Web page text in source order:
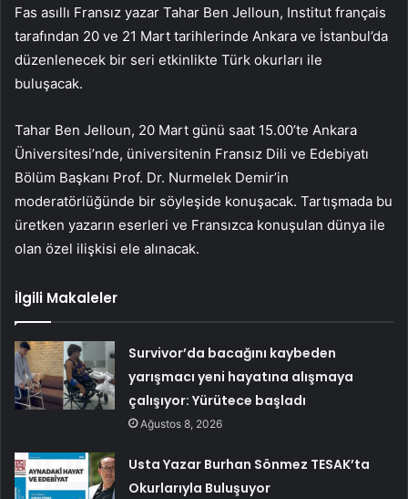
Fas asıllı Fransız yazar Tahar Ben Jelloun, Institut français
tarafından 20 ve 21 Mart tarihlerinde Ankara ve İstanbul’da
düzenlenecek bir seri etkinlikte Türk okurları ile
buluşacak.
Tahar Ben Jelloun, 20 Mart günü saat 15.00’te Ankara
Üniversitesi’nde, üniversitenin Fransız Dili ve Edebiyatı
Bölüm Başkanı Prof. Dr. Nurmelek Demir’in
moderatörlüğünde bir söyleşide konuşacak. Tartışmada bu
üretken yazarın eserleri ve Fransızca konuşulan dünya ile
olan özel ilişkisi ele alınacak.
İlgili Makaleler
Survivor’da bacağını kaybeden
yarışmacı yeni hayatına alışmaya
çalışıyor: Yürütece başladı
Ağustos 8, 2026
Usta Yazar Burhan Sönmez TESAK’ta
Okurlarıyla Buluşuyor